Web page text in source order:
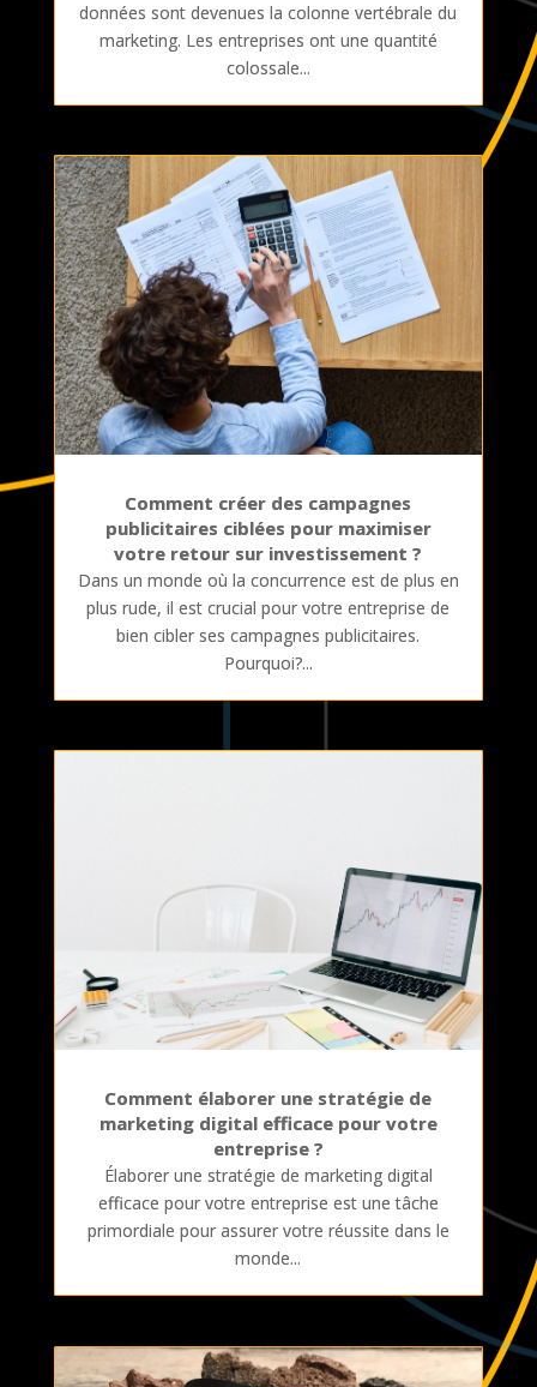
données sont devenues la colonne vertébrale du
marketing. Les entreprises ont une quantité
colossale...
Comment créer des campagnes
publicitaires ciblées pour maximiser
votre retour sur investissement ?
Dans un monde où la concurrence est de plus en
plus rude, il est crucial pour votre entreprise de
bien cibler ses campagnes publicitaires.
Pourquoi?...
Comment élaborer une stratégie de
marketing digital efficace pour votre
entreprise ?
Élaborer une stratégie de marketing digital
efficace pour votre entreprise est une tâche
primordiale pour assurer votre réussite dans le
monde...